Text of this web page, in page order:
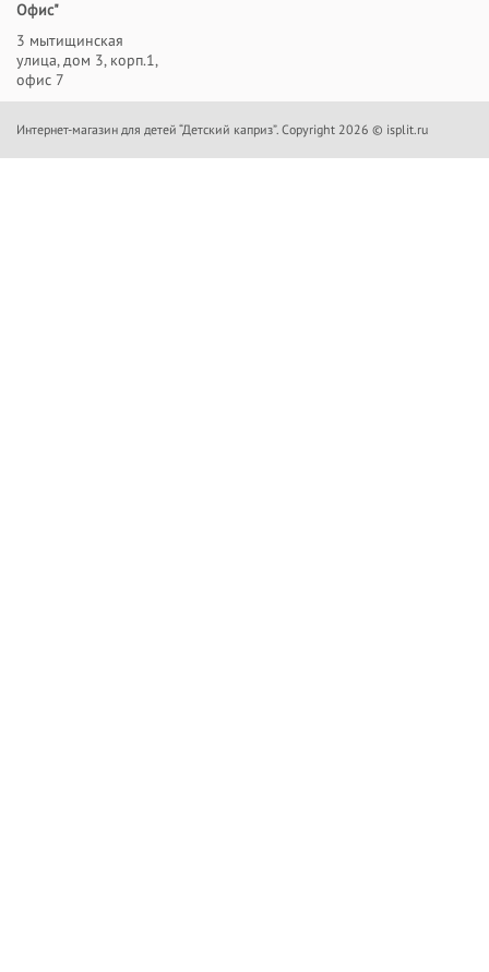
Офис"
3 мытищинская
улица, дом 3, корп.1,
офис 7
Интернет-магазин для детей “Детский каприз”. Copyright 2026 © isplit.ru